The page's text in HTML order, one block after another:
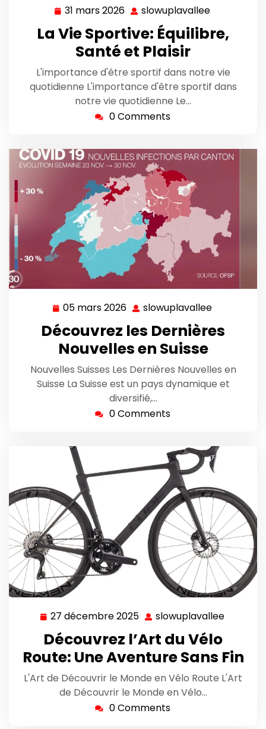
31 mars 2026 31
mars
2026
slowuplavallee
La Vie Sportive: Équilibre,
Santé et Plaisir
L'importance d'être sportif dans notre vie
quotidienne L'importance d'être sportif dans
notre vie quotidienne Le…
0 Comments
05 mars 2026 05
mars
2026
slowuplavallee
Découvrez les Dernières
Nouvelles en Suisse
Nouvelles Suisses Les Dernières Nouvelles en
Suisse La Suisse est un pays dynamique et
diversifié,…
0 Comments
27 décembre 2025 27
décembre
2025
slowuplavallee
Découvrez l’Art du Vélo
Route: Une Aventure Sans Fin
L'Art de Découvrir le Monde en Vélo Route L'Art
de Découvrir le Monde en Vélo…
0 Comments